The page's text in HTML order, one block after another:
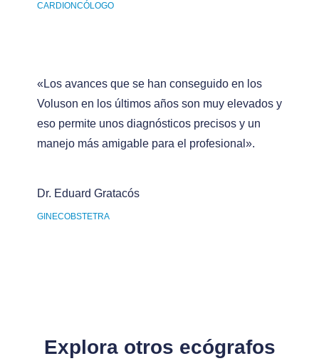
CARDIONCÓLOGO
«Los avances que se han conseguido en los
Voluson en los últimos años son muy elevados y
eso permite unos diagnósticos precisos y un
manejo más amigable para el profesional».
Dr. Eduard Gratacós
GINECOBSTETRA
Explora otros ecógrafos